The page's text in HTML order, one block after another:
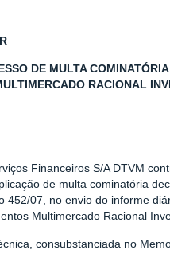
DE MULTA
RACIONAL
Financeiros S/A DTVM
de multa cominatória
452/07, no envio do informe
Multimercado Racional
consubstanciada no